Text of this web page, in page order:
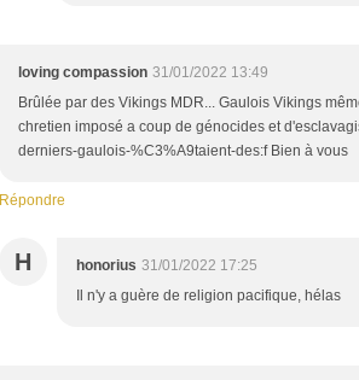
loving compassion 31/01/2022 13:49
Brûlée par des Vikings MDR... Gaulois Vikings
chretien imposé a coup de génocides et
derniers-gaulois-%C3%A9taient-des:f Bien à vous
Répondre
H honorius 31/01/2022 17:25
Il n'y a guère de religion pacifique, hélas